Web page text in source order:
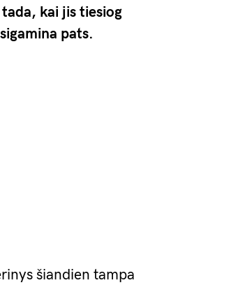
kai jis tiesiog
pats.
šiandien tampa